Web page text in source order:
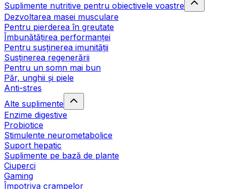
Suplimente nutritive pentru obiectivele voastre
Dezvoltarea masei musculare
Pentru pierderea în greutate
Îmbunătățirea performanței
Pentru susținerea imunității
Susținerea regenerării
Pentru un somn mai bun
Păr, unghii și piele
Anti-stres
Alte suplimente
Enzime digestive
Probiotice
Stimulente neurometabolice
Suport hepatic
Suplimente pe bază de plante
Ciuperci
Gaming
Împotriva crampelor